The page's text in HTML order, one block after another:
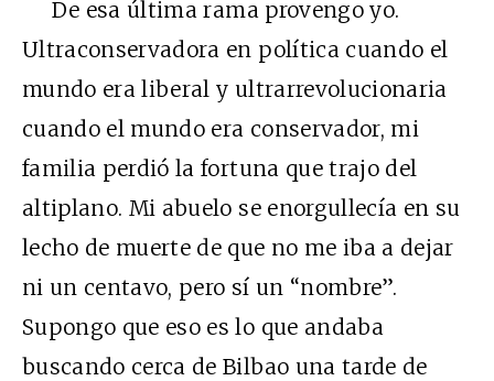
De esa última rama provengo yo.
Ultraconservadora en política cuando el
mundo era liberal y ultrarrevolucionaria
cuando el mundo era conservador, mi
familia perdió la fortuna que trajo del
altiplano. Mi abuelo se enorgullecía en su
lecho de muerte de que no me iba a dejar
ni un centavo, pero sí un “nombre”.
Supongo que eso es lo que andaba
buscando cerca de Bilbao una tarde de